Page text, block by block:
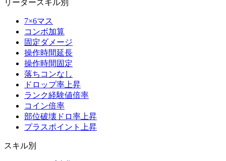
リーダースキル別
7×6マス
コンボ加算
固定ダメージ
操作時間延長
操作時間固定
落ちコンなし
ドロップ率上昇
ランク経験値倍率
コイン倍率
部位破壊ドロ率上昇
プラスポイント上昇
スキル別